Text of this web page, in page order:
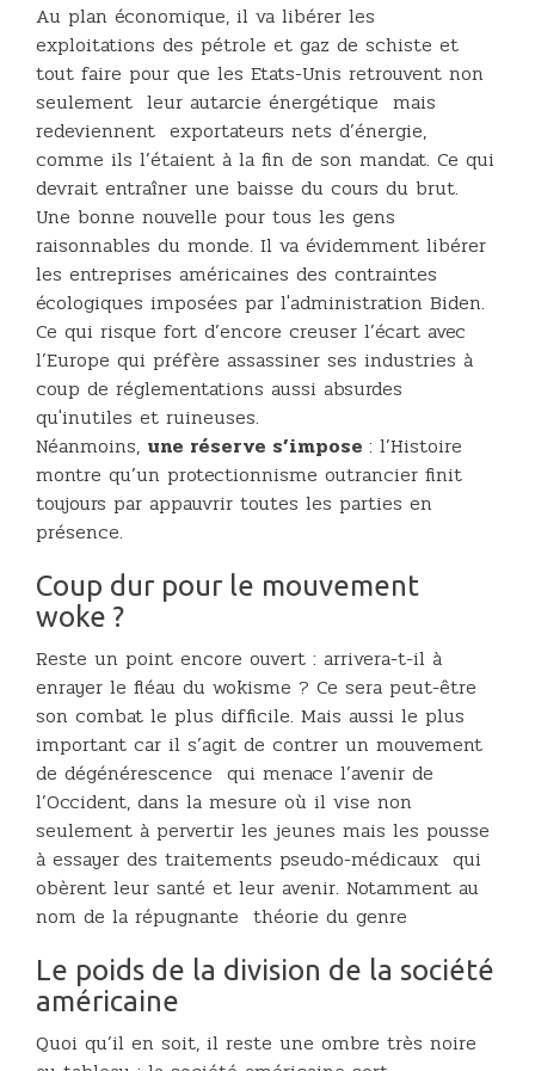
Au plan économique, il va libérer les
exploitations des pétrole et gaz de schiste et
tout faire pour que les Etats-Unis retrouvent non
seulement leur autarcie énergétique mais
redeviennent exportateurs nets d’énergie,
comme ils l’étaient à la fin de son mandat. Ce qui
devrait entraîner une baisse du cours du brut.
Une bonne nouvelle pour tous les gens
raisonnables du monde. Il va évidemment libérer
les entreprises américaines des contraintes
écologiques imposées par l'administration Biden.
Ce qui risque fort d’encore creuser l’écart avec
l’Europe qui préfère assassiner ses industries à
coup de réglementations aussi absurdes
qu'inutiles et ruineuses.
Néanmoins, une réserve s’impose : l’Histoire
montre qu’un protectionnisme outrancier finit
toujours par appauvrir toutes les parties en
présence.
Coup dur pour le mouvement
woke ?
Reste un point encore ouvert : arrivera-t-il à
enrayer le fléau du wokisme ? Ce sera peut-être
son combat le plus difficile. Mais aussi le plus
important car il s’agit de contrer un mouvement
de dégénérescence qui menace l’avenir de
l’Occident, dans la mesure où il vise non
seulement à pervertir les jeunes mais les pousse
à essayer des traitements pseudo-médicaux qui
obèrent leur santé et leur avenir. Notamment au
nom de la répugnante théorie du genre
Le poids de la division de la société
américaine
Quoi qu’il en soit, il reste une ombre très noire